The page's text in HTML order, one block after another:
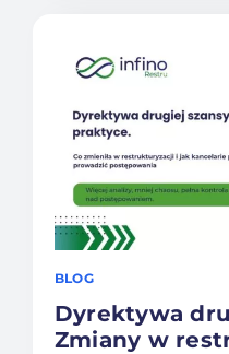
BLOG
Dyrektywa
Zmiany w